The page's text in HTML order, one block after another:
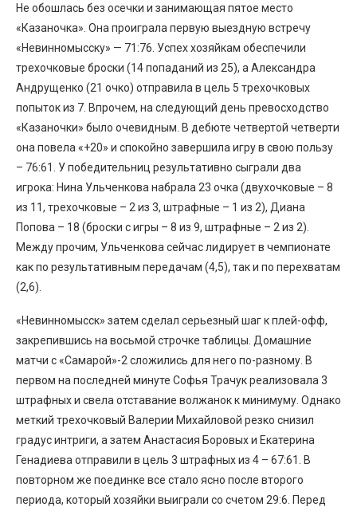
Не обошлась без осечки и занимающая пятое место
«Казаночка». Она проиграла первую выездную встречу
«Невинномысску» — 71:76. Успех хозяйкам обеспечили
трехочковые броски (14 попаданий из 25), а Александра
Андрущенко (21 очко) отправила в цель 5 трехочковых
попыток из 7. Впрочем, на следующий день превосходство
«Казаночки» было очевидным. В дебюте четвертой четверти
она повела «+20» и спокойно завершила игру в свою пользу
– 76:61. У победительниц результативно сыграли два
игрока: Нина Ульченкова набрала 23 очка (двухочковые – 8
из 11, трехочковые – 2 из 3, штрафные – 1 из 2), Диана
Попова – 18 (броски с игры – 8 из 9, штрафные – 2 из 2).
Между прочим, Ульченкова сейчас лидирует в чемпионате
как по результативным передачам (4,5), так и по перехватам
(2,6).
«Невинномысск» затем сделал серьезный шаг к плей-офф,
закрепившись на восьмой строчке таблицы. Домашние
матчи с «Самарой»-2 сложились для него по-разному. В
первом на последней минуте Софья Трачук реализовала 3
штрафных и свела отставание волжанок к минимуму. Однако
меткий трехочковый Валерии Михайловой резко снизил
градус интриги, а затем Анастасия Боровых и Екатерина
Генадиева отправили в цель 3 штрафных из 4 – 67:61. В
повторном же поединке все стало ясно после второго
периода, который хозяйки выиграли со счетом 29:6. Перед